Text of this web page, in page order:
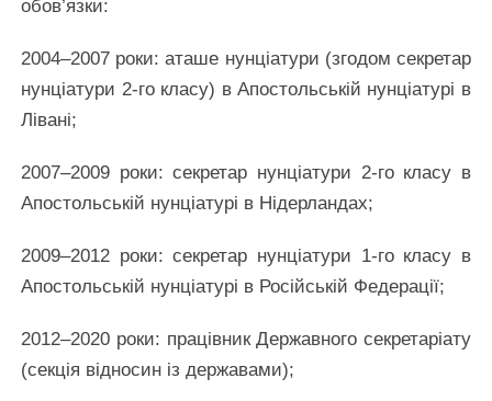
обов’язки:
2004–2007 роки: аташе нунціатури (згодом секретар
нунціатури 2-го класу) в Апостольській нунціатурі в
Лівані;
2007–2009 роки: секретар нунціатури 2-го класу в
Апостольській нунціатурі в Нідерландах;
2009–2012 роки: секретар нунціатури 1-го класу в
Апостольській нунціатурі в Російській Федерації;
2012–2020 роки: працівник Державного секретаріату
(секція відносин із державами);